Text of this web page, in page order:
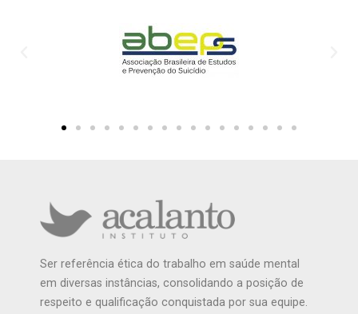
Ser referência ética do trabalho em saúde mental
em diversas instâncias, consolidando a posição de
respeito e qualificação conquistada por sua equipe.